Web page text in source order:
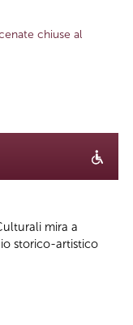
chiuse al
mira a
storico-artistico